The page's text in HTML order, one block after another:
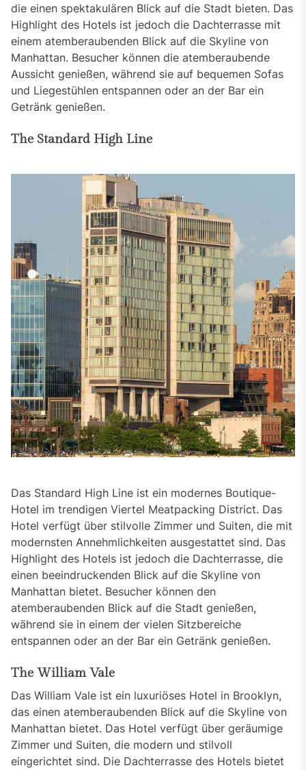
die einen spektakulären Blick auf die Stadt bieten. Das
Highlight des Hotels ist jedoch die Dachterrasse mit
einem atemberaubenden Blick auf die Skyline von
Manhattan. Besucher können die atemberaubende
Aussicht genießen, während sie auf bequemen Sofas
und Liegestühlen entspannen oder an der Bar ein
Getränk genießen.
The Standard High Line
Das Standard High Line ist ein modernes Boutique-
Hotel im trendigen Viertel Meatpacking District. Das
Hotel verfügt über stilvolle Zimmer und Suiten, die mit
modernsten Annehmlichkeiten ausgestattet sind. Das
Highlight des Hotels ist jedoch die Dachterrasse, die
einen beeindruckenden Blick auf die Skyline von
Manhattan bietet. Besucher können den
atemberaubenden Blick auf die Stadt genießen,
während sie in einem der vielen Sitzbereiche
entspannen oder an der Bar ein Getränk genießen.
The William Vale
Das William Vale ist ein luxuriöses Hotel in Brooklyn,
das einen atemberaubenden Blick auf die Skyline von
Manhattan bietet. Das Hotel verfügt über geräumige
Zimmer und Suiten, die modern und stilvoll
eingerichtet sind. Die Dachterrasse des Hotels bietet